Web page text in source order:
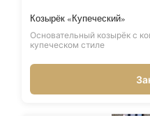
Козырёк «Купеческий»
Основательный козырёк с
купеческом стиле